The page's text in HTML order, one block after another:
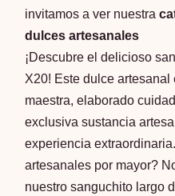
invitamos a ver nuestra
dulces artesanales
¡Descubre el delicioso
X20! Este dulce artesanal
maestra, elaborado
exclusiva sustancia
experiencia
artesanales por mayor?
nuestro sanguchito largo